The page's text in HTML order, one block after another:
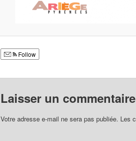
Follow
Laisser un commentaire
Votre adresse e-mail ne sera pas publiée. Les